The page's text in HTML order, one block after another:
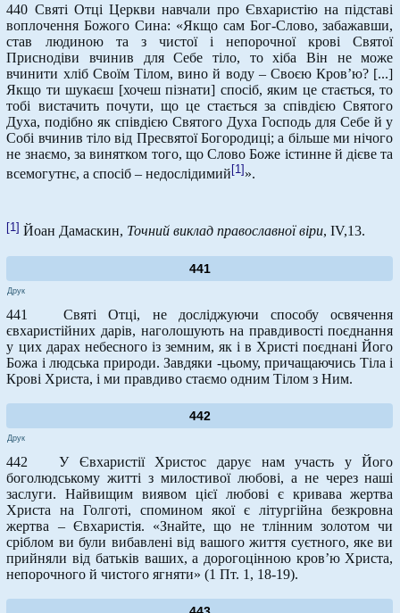
440 Святі Отці Церкви навчали про Євхаристію на підставі
воплочення Божого Сина: «Якщо сам Бог-Слово, забажавши,
став людиною та з чистої і непорочної крові Святої
Приснодіви вчинив для Себе тіло, то хіба Він не може
вчинити хліб Своїм Тілом, вино й воду – Своєю Кров’ю? [...]
Якщо ти шукаєш [хочеш пізнати] спосіб, яким це стається, то
тобі вистачить почути, що це стається за співдією Святого
Духа, подібно як співдією Святого Духа Господь для Себе й у
Собі вчинив тіло від Пресвятої Богородиці; а більше ми нічого
не знаємо, за винятком того, що Слово Боже істинне й дієве та
всемогутнє, а спосіб – недослідимий [1] ».
[1] Йоан Дамаскин, Точний виклад православної віри, IV,13.
441
Друк
441 Святі Отці, не досліджуючи способу освячення
євхаристійних дарів, наголошують на правдивості поєднання
у цих дарах небесного із земним, як і в Христі поєднані Його
Божа і людська природи. Завдяки -цьому, причащаючись Тіла і
Крові Христа, і ми правдиво стаємо одним Тілом з Ним.
442
Друк
442 У Євхаристії Христос дарує нам участь у Його
боголюдському житті з милостивої любові, а не через наші
заслуги. Найвищим виявом цієї любові є кривава жертва
Христа на Голготі, спомином якої є літургійна безкровна
жертва – Євхаристія. «Знайте, що не тлінним золотом чи
сріблом ви були вибавлені від вашого життя суєтного, яке ви
прийняли від батьків ваших, а дорогоцінною кров’ю Христа,
непорочного й чистого ягняти» (1 Пт. 1, 18-19).